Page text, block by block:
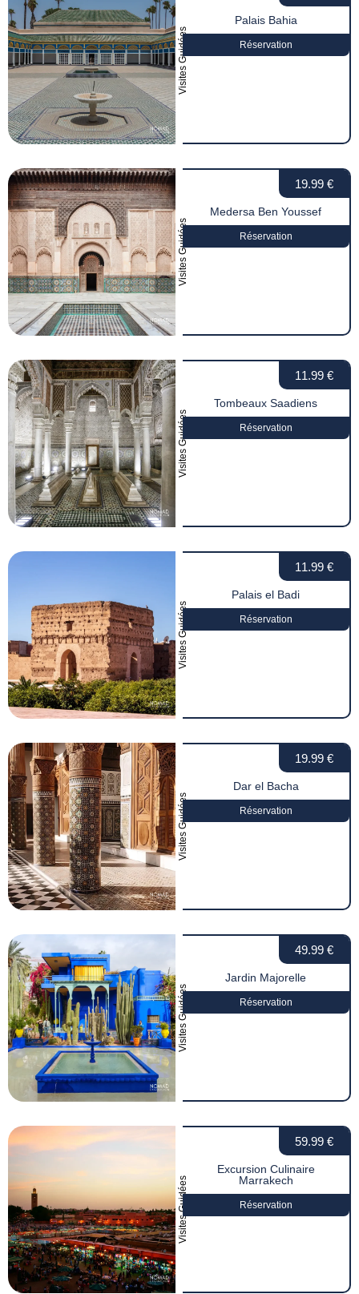
Visites Guidées
Palais Bahia
Réservation
Visites Guidées
19.99 €
Medersa Ben Youssef
Réservation
Visites Guidées
11.99 €
Tombeaux Saadiens
Réservation
Visites Guidées
11.99 €
Palais el Badi
Réservation
Visites Guidées
19.99 €
Dar el Bacha
Réservation
Visites Guidées
49.99 €
Jardin Majorelle
Réservation
Visites Guidées
59.99 €
Excursion Culinaire
Marrakech
Réservation